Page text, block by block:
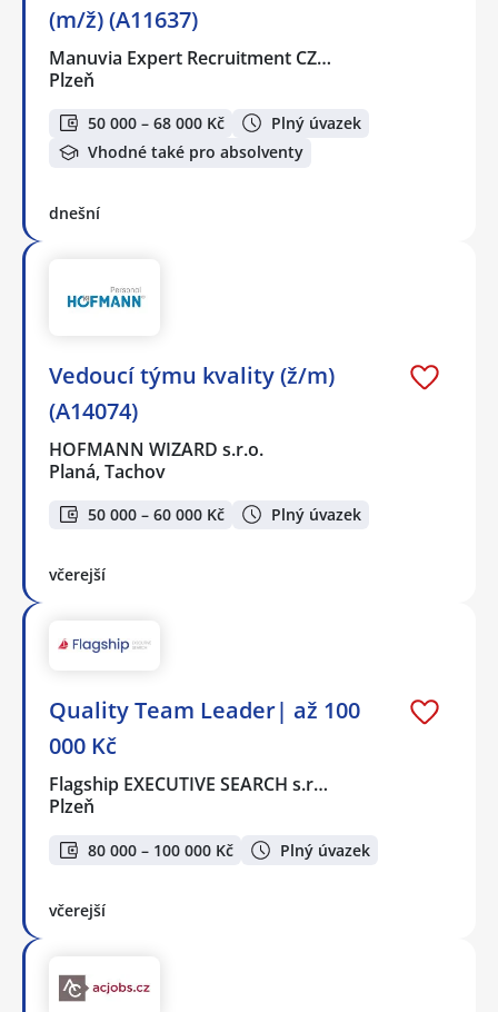
(m/ž) (A11637)
Manuvia Expert Recruitment CZ…
Plzeň
50 000 – 68 000 Kč
Plný úvazek
Vhodné také pro absolventy
dnešní
Vedoucí týmu kvality (ž/m)
(A14074)
HOFMANN WIZARD s.r.o.
Planá, Tachov
50 000 – 60 000 Kč Plný úvazek
včerejší
Quality Team Leader| až 100
000 Kč
Flagship EXECUTIVE SEARCH s.r…
Plzeň
80 000 – 100 000 Kč Plný úvazek
včerejší